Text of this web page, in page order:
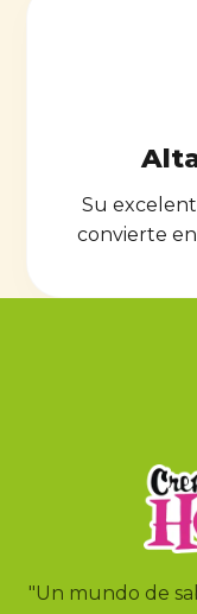
Su
convierte
"Un mundo de